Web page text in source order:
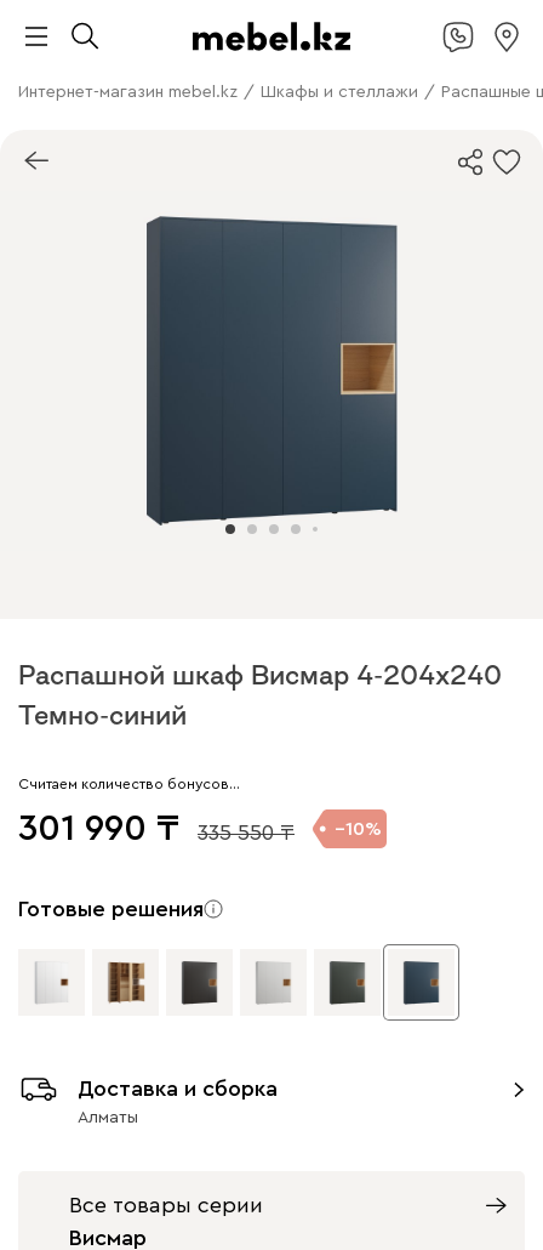
Интернет-магазин mebel.kz / Шкафы и стеллажи / Распашные
Распашной шкаф Висмар 4-204x240
Темно-синий
Считаем количество бонусов…
301 990 335 550 10
Готовые решения
Доставка и сборка
Алматы
Все товары серии
Висмар